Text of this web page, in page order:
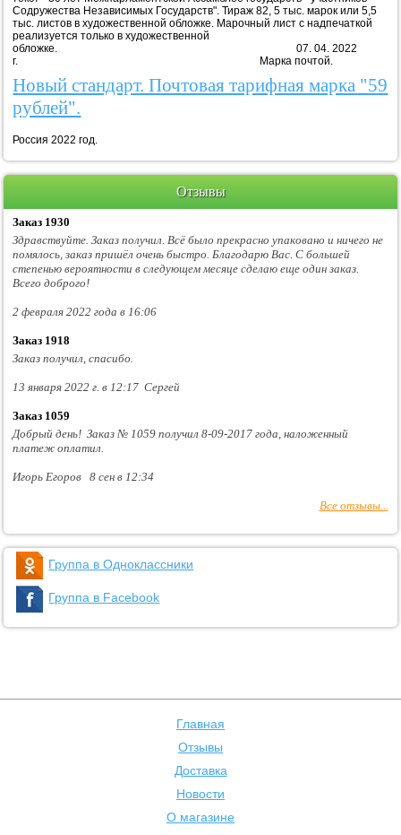
Содружества Независимых Государств". Тираж 82, 5 тыс. марок или 5,5
тыс. листов в художественной обложке. Марочный лист с надпечаткой
реализуется только в художественной
обложке. 07. 04. 2022
г. Марка почтой.
Новый стандарт. Почтовая тарифная марка "59
рублей".
Россия 2022 год.
Отзывы
Заказ 1930
Здравствуйте. Заказ получил. Всё было прекрасно упаковано и ничего не
помялось, заказ пришёл очень быстро. Благодарю Вас. С большей
степенью вероятности в следующем месяце сделаю еще один заказ.
Всего доброго!
2 февраля 2022 года в 16:06
Заказ 1918
Заказ получил, спасибо.
13 января 2022 г. в 12:17 Сергей
Заказ 1059
Добрый день! Заказ № 1059 получил 8-09-2017 года, наложенный
платеж оплатил.
Игорь Егоров 8 сен в 12:34
Все отзывы...
Группа в Одноклассники
Группа в Facebook
Главная
Отзывы
Доставка
Новости
О магазине